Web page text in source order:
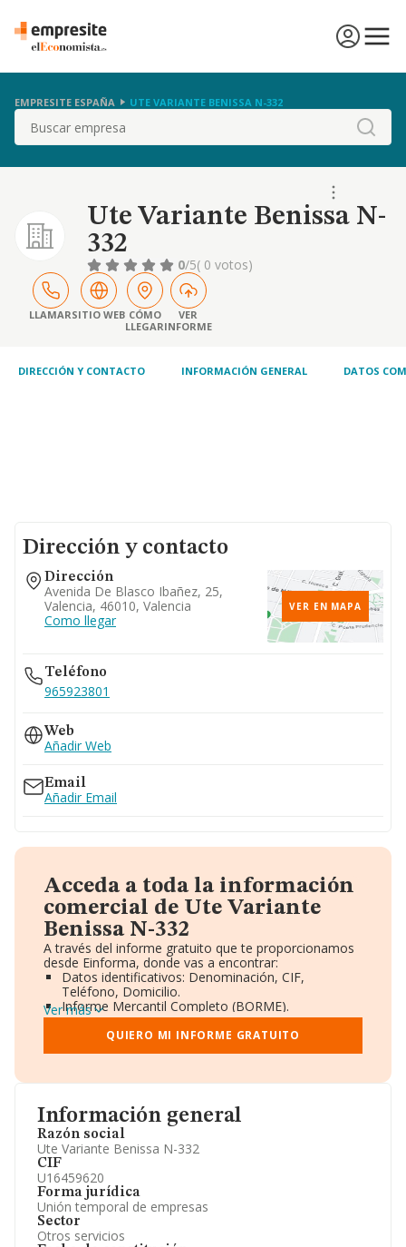
EMPRESITE ESPAÑA UTE VARIANTE BENISSA N-332
Buscar
Ute Variante Benissa N-
332
0/5( 0 votos)
LLAMARSITIO WEB CÓMO
LLEGAR
VER
INFORME
DIRECCIÓN Y CONTACTO INFORMACIÓN GENERAL DATOS
Información general
Razón social
Ute Variante Benissa N-332
CIF
U16459620
Forma jurídica
Unión temporal de empresas
Sector
Otros servicios
Dirección y contacto
Dirección
Avenida De Blasco Ibañez, 25,
Valencia, 46010, Valencia
Como llegar
VER EN MAPA
Teléfono
965923801
Web
Añadir Web
Email
Añadir Email
Acceda a toda la información
comercial de Ute Variante
Benissa N-332
A través del informe gratuito que te proporcionamos
desde Einforma, donde vas a encontrar:
Datos identificativos: Denominación, CIF,
Teléfono, Domicilio.
Informe Mercantil Completo (BORME).
Gráficos de Evolución Ventas y Empleados.
Consejo de Administración y Administradores.
Directivos y Ejecutivos.
Información oficial y registral complementaria.
Ver más
QUIERO MI INFORME GRATUITO